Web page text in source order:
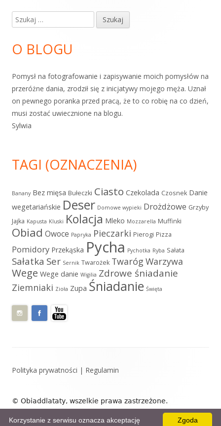
panel
Szukaj:
O BLOGU
Pomysł na fotografowanie i zapisywanie moich pomysłów na
przeróżne dania, zrodził się z inicjatywy mojego męża. Uznał
on pewnego poranka przed pracą, że to co robię na co dzień,
musi zostać uwiecznione na blogu.
Sylwia
TAGI (OZNACZENIA)
Banany Bez mięsa Bułeczki Ciasto Czekolada Czosnek Danie
wegetariańskie Deser Domowe wypieki Drożdżowe Grzyby
Jajka Kapusta Kluski Kolacja Mleko Mozzarella Muffinki
Obiad Owoce Papryka Pieczarki Pierogi Pizza
Pomidory Przekąska Pycha Pychotka Ryba Sałata
Sałatka Ser Sernik Twarożek Twaróg Warzywa
Wege Wege danie Wigilia Zdrowe śniadanie
Ziemniaki Zioła Zupa Śniadanie Święta
stopki
Polityka prywatności | Regulamin
© Obiaddlataty, wszelkie prawa zastrzeżone.
Zgoda
Korzystanie z serwisu oznacza akceptację